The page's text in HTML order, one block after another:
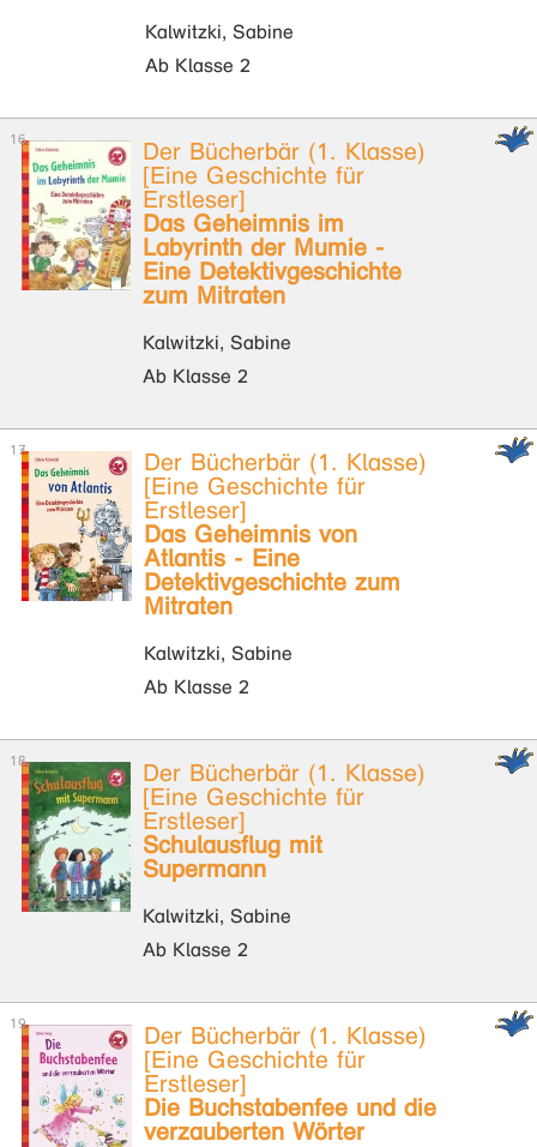
Kalwitzki, Sabine
Ab Klasse 2
Der Bücherbär (1. Klasse)
[Eine Geschichte für
Erstleser]
Das Geheimnis im
Labyrinth der Mumie -
Eine Detektivgeschichte
zum Mitraten
Kalwitzki, Sabine
Ab Klasse 2
Der Bücherbär (1. Klasse)
[Eine Geschichte für
Erstleser]
Das Geheimnis von
Atlantis - Eine
Detektivgeschichte zum
Mitraten
Kalwitzki, Sabine
Ab Klasse 2
Der Bücherbär (1. Klasse)
[Eine Geschichte für
Erstleser]
Schulausflug mit
Supermann
Kalwitzki, Sabine
Ab Klasse 2
Der Bücherbär (1. Klasse)
[Eine Geschichte für
Erstleser]
Die Buchstabenfee und die
verzauberten Wörter